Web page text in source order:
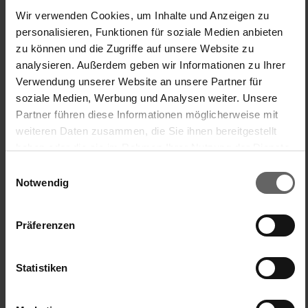
Wir verwenden Cookies, um Inhalte und Anzeigen zu
personalisieren, Funktionen für soziale Medien anbieten
zu können und die Zugriffe auf unsere Website zu
analysieren. Außerdem geben wir Informationen zu Ihrer
Verwendung unserer Website an unsere Partner für
soziale Medien, Werbung und Analysen weiter. Unsere
Partner führen diese Informationen möglicherweise mit
weiteren Daten zusammen, die Sie ihnen bereitgestellt
Cookies, wenn Sie unsere Webseite weiterhin nutzen.
Notwendig
Präferenzen
Statistiken
3.00
Na podstawie 2 opinii
Sortuj Język Szukaj:
Pytania
R
Verified Customer
New content loaded